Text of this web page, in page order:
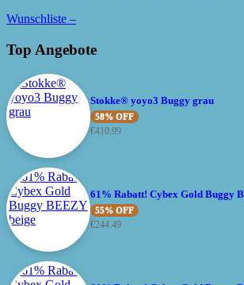
Wunschliste –
Top Angebote
Stokke® yoyo3 Buggy grau
58% OFF
€410.99
61% Rabatt! Cybex Gold Buggy
55% OFF
€244.49